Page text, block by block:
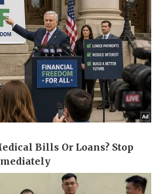
Ô tô - Xe máy
Ô tô
Tư vấn